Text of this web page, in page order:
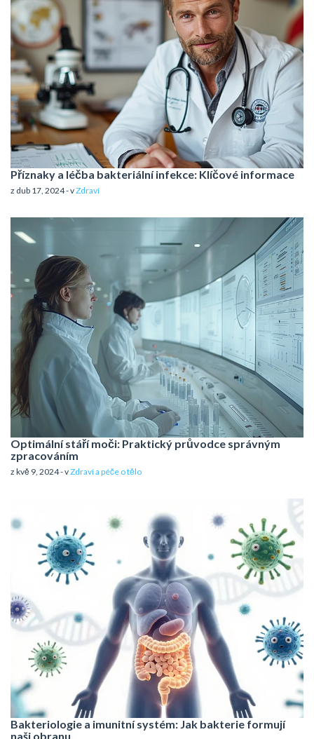
Příznaky a léčba bakteriální infekce: Klíčové informace
z dub 17, 2024 - vZdraví
Optimální stáří moči: Praktický průvodce správným
zpracováním
z kvě 9, 2024 - vZdraví a péče o tělo
Bakteriologie a imunitní systém: Jak bakterie formují
naši obranu